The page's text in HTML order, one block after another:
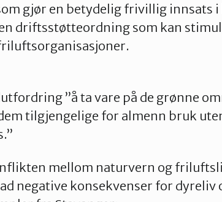
gjør en betydelig frivillig innsats i
driftsstøtteordning som kan
”å ta vare på de grønne
tilgjengelige for almenn bruk
mellom naturvern og
negative konsekvenser for dyreliv